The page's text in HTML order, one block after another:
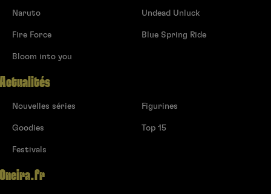
Naruto
Fire Force
Bloom into you
Undead Unluck
Blue Spring Ride
Actualités
Nouvelles séries
Goodies
Festivals
Figurines
Top 15
Oneira.fr